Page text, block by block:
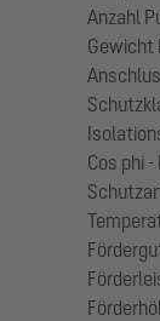
Anzahl
Gewicht
Cos phi